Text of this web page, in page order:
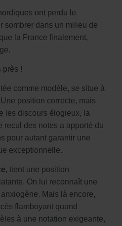
ont perdu le
sombrer dans un milieu de
la France finalement,
près !
comme modèle, se situe à
Une position correcte, mais
les discours élogieux, la
recul des notes a apporté du
pour autant garantir une
exceptionnelle.
, tient une position
On lui reconnaît une
Mais là encore,
flamboyant quand
à une notation exigeante,